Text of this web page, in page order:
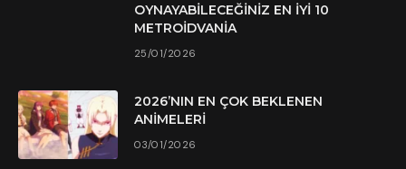
OYNAYABILECEĞINIZ EN İYI 10
METROIDVANIA
25/01/2026
2026’NIN EN ÇOK BEKLENEN
ANIMELERI
03/01/2026